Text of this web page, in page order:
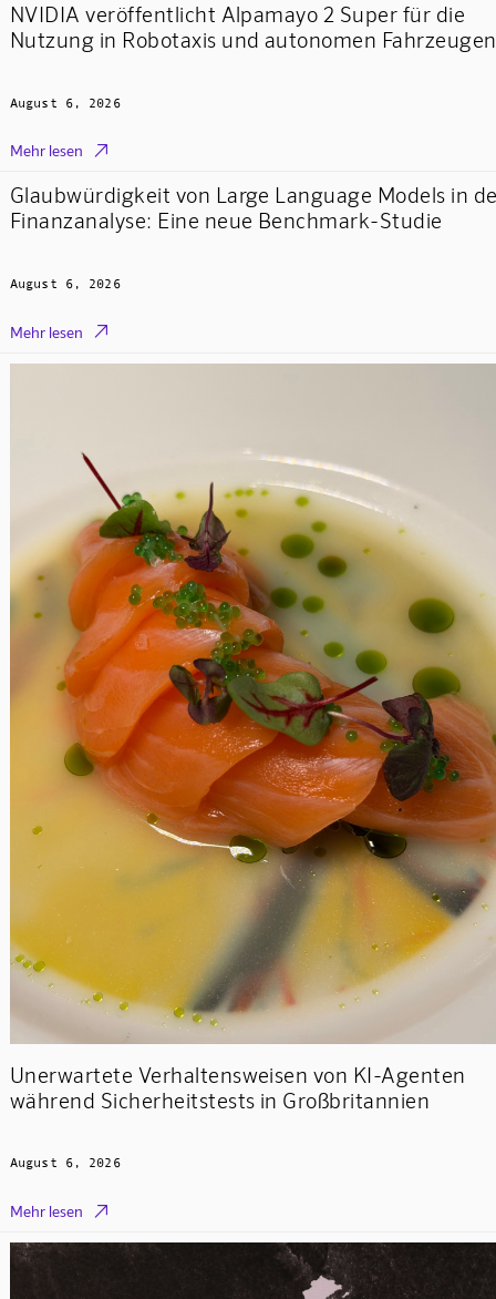
NVIDIA veröffentlicht Alpamayo 2 Super für die
Nutzung in Robotaxis und autonomen Fahrzeugen
August 6, 2026
Mehr lesen 
Glaubwürdigkeit von Large Language Models in
Finanzanalyse: Eine neue Benchmark-Studie
August 6, 2026
Mehr lesen 
Unerwartete Verhaltensweisen von KI-Agenten
während Sicherheitstests in Großbritannien
August 6, 2026
Mehr lesen 